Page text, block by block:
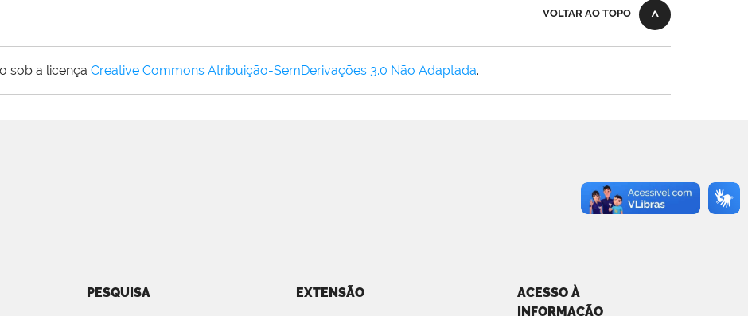
VOLTAR AO TOPO
sob a licença Creative Commons Atribuição-SemDerivações 3.0 Não Adaptada.
PESQUISA EXTENSÃO
ACESSO À
INFORMAÇÃO